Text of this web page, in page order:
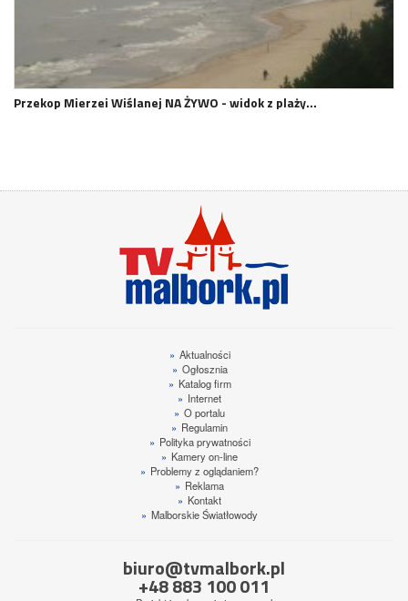
Przekop Mierzei Wiślanej NA ŻYWO - widok z plaży…
» Aktualności
» Ogłosznia
» Katalog firm
» Internet
» O portalu
» Regulamin
» Polityka prywatności
» Kamery on-line
» Problemy z oglądaniem?
» Reklama
» Kontakt
» Malborskie Światłowody
biuro@tvmalbork.pl
+48 883 100 011